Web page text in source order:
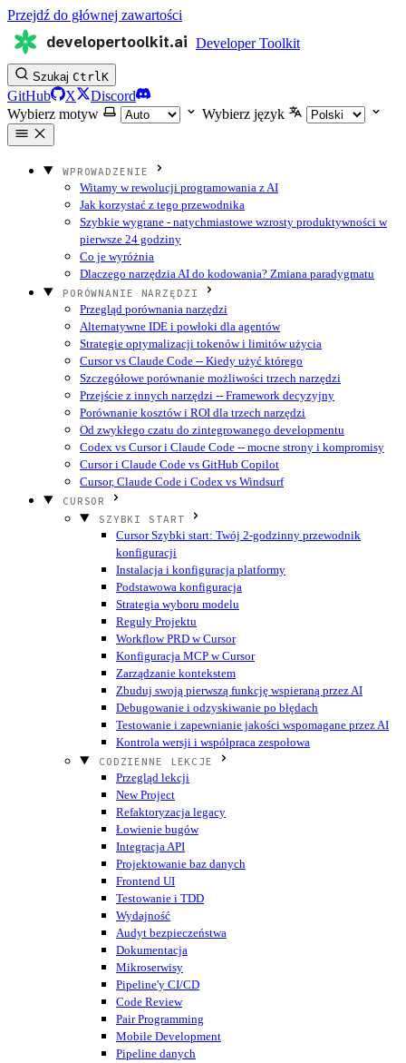
Przejdź do głównej zawartości
developertoolkit.ai Developer Toolkit
Szukaj CtrlK
GitHub X
Discord
Wybierz motyw
Wybierz język
WPROWADZENIE
Witamy w rewolucji programowania z AI
Jak korzystać z tego przewodnika
Szybkie wygrane - natychmiastowe wzrosty produktywności w
pierwsze 24 godziny
Co je wyróżnia
Dlaczego narzędzia AI do kodowania? Zmiana paradygmatu
PORÓWNANIE NARZĘDZI
Przegląd porównania narzędzi
Alternatywne IDE i powłoki dla agentów
Strategie optymalizacji tokenów i limitów użycia
Cursor vs Claude Code -- Kiedy użyć którego
Szczegółowe porównanie możliwości trzech narzędzi
Przejście z innych narzędzi -- Framework decyzyjny
Porównanie kosztów i ROI dla trzech narzędzi
Od zwykłego czatu do zintegrowanego developmentu
Codex vs Cursor i Claude Code -- mocne strony i kompromisy
Cursor i Claude Code vs GitHub Copilot
Cursor, Claude Code i Codex vs Windsurf
CURSOR
SZYBKI START
Cursor Szybki start: Twój 2-godzinny przewodnik
konfiguracji
Instalacja i konfiguracja platformy
Podstawowa konfiguracja
Strategia wyboru modelu
Reguły Projektu
Workflow PRD w Cursor
Konfiguracja MCP w Cursor
Zarządzanie kontekstem
Zbuduj swoją pierwszą funkcję wspieraną przez AI
Debugowanie i odzyskiwanie po błędach
Testowanie i zapewnianie jakości wspomagane przez AI
Kontrola wersji i współpraca zespołowa
CODZIENNE LEKCJE
Przegląd lekcji
New Project
Refaktoryzacja legacy
Łowienie bugów
Integracja API
Projektowanie baz danych
Frontend UI
Testowanie i TDD
Wydajność
Audyt bezpieczeństwa
Dokumentacja
Mikroserwisy
Pipeline'y CI/CD
Code Review
Pair Programming
Mobile Development
Pipeline danych